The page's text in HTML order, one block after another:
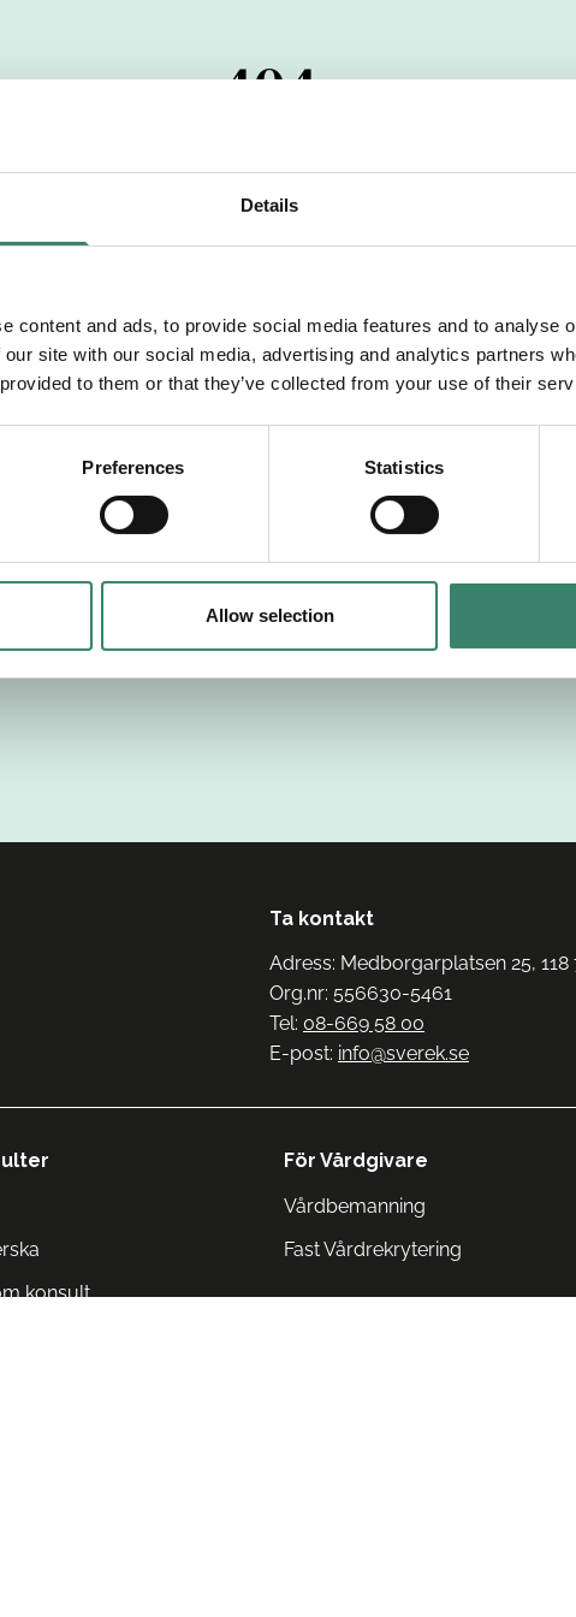
Details
content and ads, to provide social media features and to analyse
site with our social media, advertising and analytics partners
to them or that they’ve collected from your use of their
Preferences Statistics
Allow selection
404
har passerats. Vi uppskattar verkligen ditt
dig med mer information om våra aktuella uppdrag.
Tillbaka till Sverek
Ta kontakt
Adress: Medborgarplatsen 25,
Org.nr: 556630-5461
Tel: 08-669 58 00
E-post: info@sverek.se
konsult
För Vårdgivare
Vårdbemanning
Fast Vårdrekrytering